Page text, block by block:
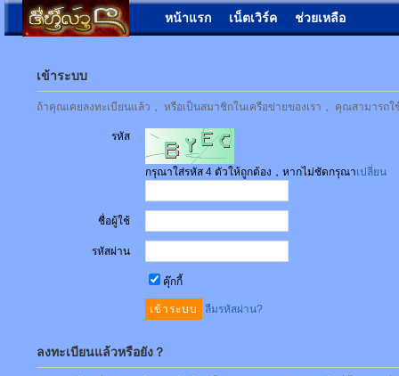
หน้าแรก เน็ตเวิร์ค ช่วยเหลือ
เข้าระบบ
ถ้าคุณเคยลงทะเบียนแล้ว， หรือเป็นสมาชิกในเครือข่ายของเรา， คุณสามาร
รหัส
กรุณาใส่รหัส 4 ตัวให้ถูกต้อง，หากไม่ชัดกรุณาเปลี่ยน
ชื่อผู้ใช้
รหัสผ่าน
คุ๊กกี้
ลืมรหัสผ่าน?
ลงทะเบียนแล้วหรือยัง？